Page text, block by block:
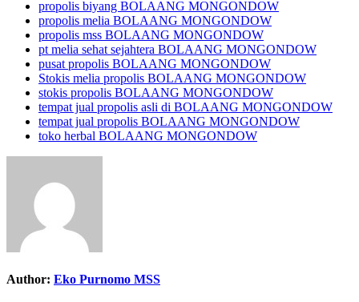
propolis biyang BOLAANG MONGONDOW
propolis melia BOLAANG MONGONDOW
propolis mss BOLAANG MONGONDOW
pt melia sehat sejahtera BOLAANG MONGONDOW
pusat propolis BOLAANG MONGONDOW
Stokis melia propolis BOLAANG MONGONDOW
stokis propolis BOLAANG MONGONDOW
tempat jual propolis asli di BOLAANG MONGONDOW
tempat jual propolis BOLAANG MONGONDOW
toko herbal BOLAANG MONGONDOW
Author: Eko Purnomo MSS